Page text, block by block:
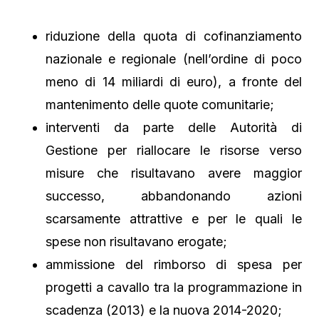
riduzione della quota di cofinanziamento
nazionale e regionale (nell’ordine di poco
meno di 14 miliardi di euro), a fronte del
mantenimento delle quote comunitarie;
interventi da parte delle Autorità di
Gestione per riallocare le risorse verso
misure che risultavano avere maggior
successo, abbandonando azioni
scarsamente attrattive e per le quali le
spese non risultavano erogate;
ammissione del rimborso di spesa per
progetti a cavallo tra la programmazione in
scadenza (2013) e la nuova 2014-2020;